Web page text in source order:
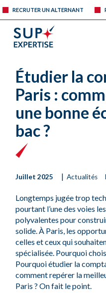
RECRUTER UN ALTERNANT
Étudier la
Paris :
une bonne
bac ?
Juillet 2025 |Actualités
Longtemps jugée trop
pourtant l’une des voies
polyvalentes pour
solide. À Paris, les
celles et ceux qui
spécialisée. Pourquoi
Pourquoi étudier la
comment repérer la
Paris ? On fait le point.